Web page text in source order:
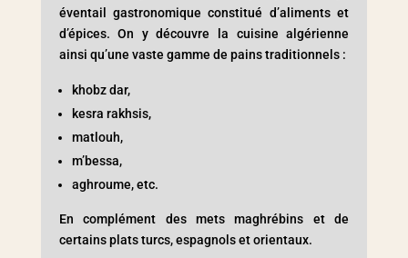
éventail gastronomique constitué d’aliments et
d’épices. On y découvre la cuisine algérienne
ainsi qu’une vaste gamme de pains traditionnels :
khobz dar,
kesra rakhsis,
matlouh,
m’bessa,
aghroume, etc.
En complément des mets maghrébins et de
certains plats turcs, espagnols et orientaux.